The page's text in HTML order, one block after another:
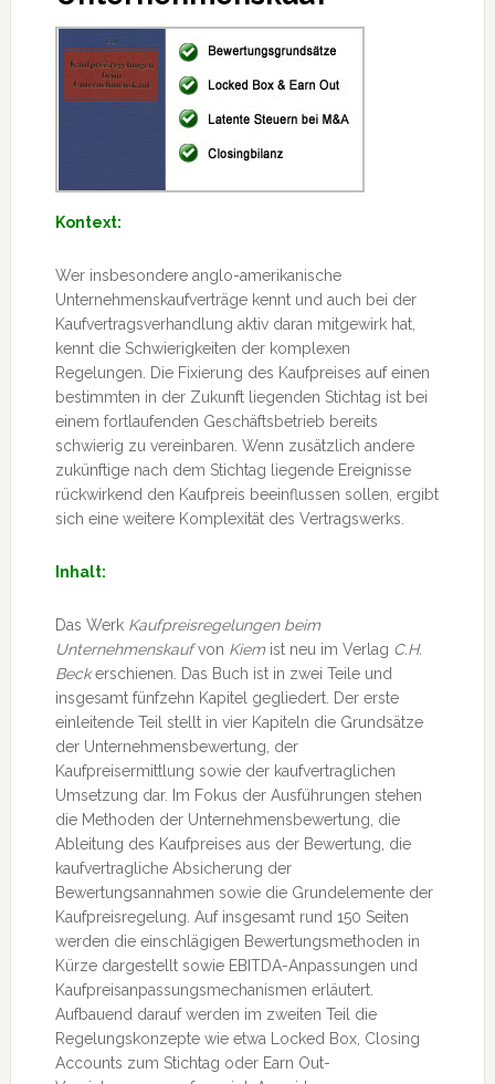
Kontext:
Wer insbesondere anglo-amerikanische
Unternehmenskaufverträge kennt und auch bei der
Kaufvertragsverhandlung aktiv daran mitgewirk hat,
kennt die Schwierigkeiten der komplexen
Regelungen. Die Fixierung des Kaufpreises auf einen
bestimmten in der Zukunft liegenden Stichtag ist bei
einem fortlaufenden Geschäftsbetrieb bereits
schwierig zu vereinbaren. Wenn zusätzlich andere
zukünftige nach dem Stichtag liegende Ereignisse
rückwirkend den Kaufpreis beeinflussen sollen, ergibt
sich eine weitere Komplexität des Vertragswerks.
Inhalt:
Das Werk Kaufpreisregelungen beim
Unternehmenskaufvon Kiemist neu im Verlag C.H.
Beckerschienen. Das Buch ist in zwei Teile und
insgesamt fünfzehn Kapitel gegliedert. Der erste
einleitende Teil stellt in vier Kapiteln die Grundsätze
der Unternehmensbewertung, der
Kaufpreisermittlung sowie der kaufvertraglichen
Umsetzung dar. Im Fokus der Ausführungen stehen
die Methoden der Unternehmensbewertung, die
Ableitung des Kaufpreises aus der Bewertung, die
kaufvertragliche Absicherung der
Bewertungsannahmen sowie die Grundelemente der
Kaufpreisregelung. Auf insgesamt rund 150 Seiten
werden die einschlägigen Bewertungsmethoden in
Kürze dargestellt sowie EBITDA-Anpassungen und
Kaufpreisanpassungsmechanismen erläutert.
Aufbauend darauf werden im zweiten Teil die
Regelungskonzepte wie etwa Locked Box, Closing
Accounts zum Stichtag oder Earn Out-